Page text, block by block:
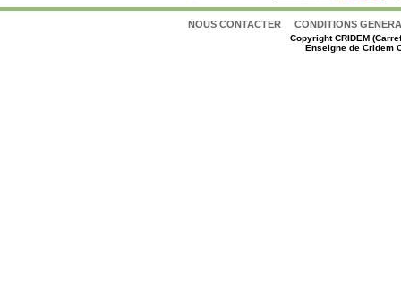
NOUS CONTACTER CONDITIONS
CopyrightCRIDEM
Enseigne de Cridem